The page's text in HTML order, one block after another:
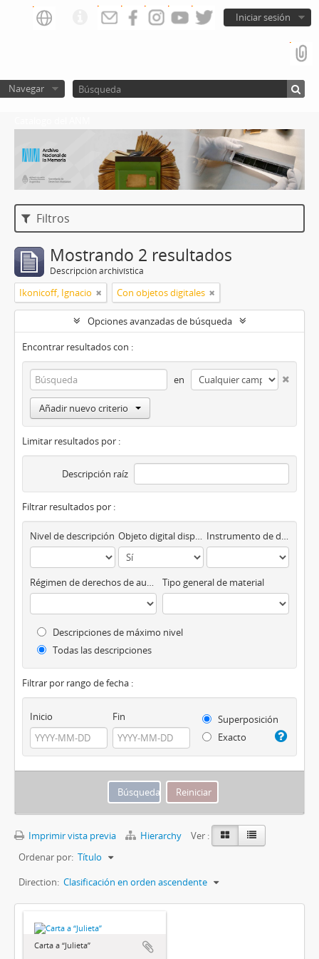
Iniciar sesión
Navegar
Filtros
Mostrando 2 resultados
Descripción archivística
Ikonicoff, Ignacio Con objetos digitales
Opciones avanzadas de búsqueda
Encontrar resultados con :
en
Añadir nuevo criterio
Limitar resultados por :
Descripción raíz
Filtrar resultados por :
Nivel de descripción Objeto digital disponibles Instrumento de descripción
Régimen de derechos de autor Tipo general de material
Descripciones de máximo nivel
Todas las descripciones
Filtrar por rango de fecha :
Inicio Fin
Superposición
Exacto
Imprimir vista previa Hierarchy
Ver :
Ordenar por: Título
Direction: Clasificación en orden ascendente
Carta a “Julieta”